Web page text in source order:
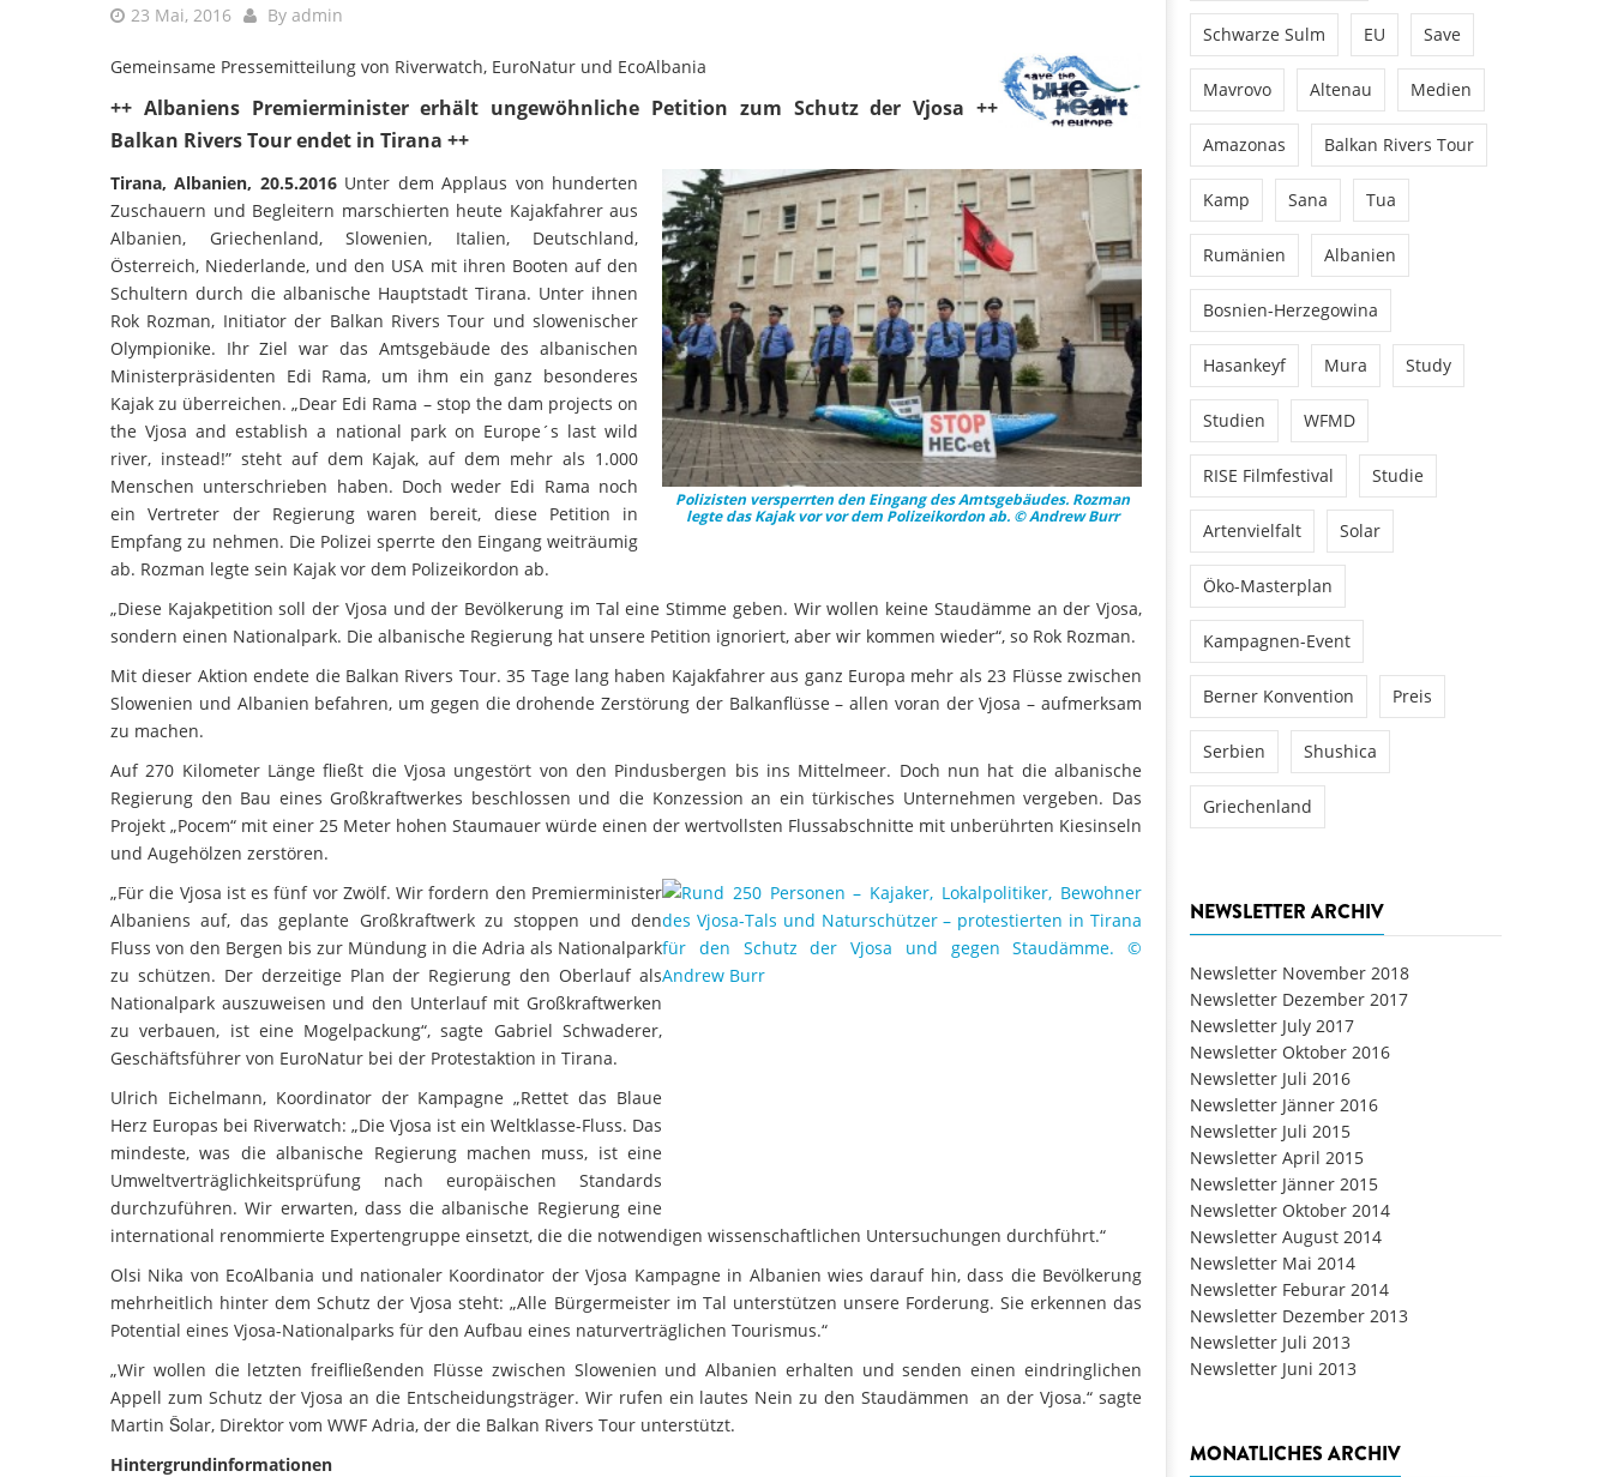
23 Mai, 2016 By admin
Gemeinsame Pressemitteilung von Riverwatch, EuroNatur und EcoAlbania
++ Albaniens Premierminister erhält ungewöhnliche Petition zum Schutz der Vjosa ++
Balkan Rivers Tour endet in Tirana ++
Polizisten versperrten den Eingang des Amtsgebäudes. Rozman
legte das Kajak vor vor dem Polizeikordon ab. © Andrew Burr
Tirana, Albanien, 20.5.2016Unter dem Applaus von hunderten
Zuschauern und Begleitern marschierten heute Kajakfahrer aus
Albanien, Griechenland, Slowenien, Italien, Deutschland,
Österreich, Niederlande, und den USA mit ihren Booten auf den
Schultern durch die albanische Hauptstadt Tirana. Unter ihnen
Rok Rozman, Initiator der Balkan Rivers Tour und slowenischer
Olympionike. Ihr Ziel war das Amtsgebäude des albanischen
Ministerpräsidenten Edi Rama, um ihm ein ganz besonderes
Kajak zu überreichen. „Dear Edi Rama – stop the dam projects on
the Vjosa and establish a national park on Europe´s last wild
river, instead!” steht auf dem Kajak, auf dem mehr als 1.000
Menschen unterschrieben haben. Doch weder Edi Rama noch
ein Vertreter der Regierung waren bereit, diese Petition in
Empfang zu nehmen. Die Polizei sperrte den Eingang weiträumig
ab. Rozman legte sein Kajak vor dem Polizeikordon ab.
„Diese Kajakpetition soll der Vjosa und der Bevölkerung im Tal eine Stimme geben. Wir wollen keine Staudämme an der Vjosa,
sondern einen Nationalpark. Die albanische Regierung hat unsere Petition ignoriert, aber wir kommen wieder“, so Rok Rozman.
Mit dieser Aktion endete die Balkan Rivers Tour. 35 Tage lang haben Kajakfahrer aus ganz Europa mehr als 23 Flüsse zwischen
Slowenien und Albanien befahren, um gegen die drohende Zerstörung der Balkanflüsse – allen voran der Vjosa – aufmerksam
zu machen.
Auf 270 Kilometer Länge fließt die Vjosa ungestört von den Pindusbergen bis ins Mittelmeer. Doch nun hat die albanische
Regierung den Bau eines Großkraftwerkes beschlossen und die Konzession an ein türkisches Unternehmen vergeben. Das
Projekt „Pocem“ mit einer 25 Meter hohen Staumauer würde einen der wertvollsten Flussabschnitte mit unberührten Kiesinseln
und Augehölzen zerstören.
„Für die Vjosa ist es fünf vor Zwölf. Wir fordern den Premierminister
Albaniens auf, das geplante Großkraftwerk zu stoppen und den
Fluss von den Bergen bis zur Mündung in die Adria als Nationalpark
zu schützen. Der derzeitige Plan der Regierung den Oberlauf als
Nationalpark auszuweisen und den Unterlauf mit Großkraftwerken
zu verbauen, ist eine Mogelpackung“, sagte Gabriel Schwaderer,
Geschäftsführer von EuroNatur bei der Protestaktion in Tirana.
Ulrich Eichelmann, Koordinator der Kampagne „Rettet das Blaue
Herz Europas bei Riverwatch: „Die Vjosa ist ein Weltklasse-Fluss. Das
mindeste, was die albanische Regierung machen muss, ist eine
Umweltverträglichkeitsprüfung nach europäischen Standards
durchzuführen. Wir erwarten, dass die albanische Regierung eine
international renommierte Expertengruppe einsetzt, die die notwendigen wissenschaftlichen Untersuchungen durchführt.“
Olsi Nika von EcoAlbania und nationaler Koordinator der Vjosa Kampagne in Albanien wies darauf hin, dass die Bevölkerung
mehrheitlich hinter dem Schutz der Vjosa steht: „Alle Bürgermeister im Tal unterstützen unsere Forderung. Sie erkennen das
Potential eines Vjosa-Nationalparks für den Aufbau eines naturverträglichen Tourismus.“
„Wir wollen die letzten freifließenden Flüsse zwischen Slowenien und Albanien erhalten und senden einen eindringlichen
Appell zum Schutz der Vjosa an die Entscheidungsträger. Wir rufen ein lautes Nein zu den Staudämmen an der Vjosa.“ sagte
Martin Šolar, Direktor vom WWF Adria, der die Balkan Rivers Tour unterstützt.
Hintergrundinformationen
Schwarze Sulm EU Save
Mavrovo Altenau Medien
Amazonas Balkan Rivers Tour
Kamp Sana Tua
Rumänien Albanien
Bosnien-Herzegowina
Hasankeyf Mura Study
Studien WFMD
RISE Filmfestival Studie
Artenvielfalt Solar
Öko-Masterplan
Kampagnen-Event
Berner Konvention Preis
Serbien Shushica
Griechenland
NEWSLETTER ARCHIV
Newsletter November 2018
Newsletter Dezember 2017
Newsletter July 2017
Newsletter Oktober 2016
Newsletter Juli 2016
Newsletter Jänner 2016
Newsletter Juli 2015
Newsletter April 2015
Newsletter Jänner 2015
Newsletter Oktober 2014
Newsletter August 2014
Newsletter Mai 2014
Newsletter Feburar 2014
Newsletter Dezember 2013
Newsletter Juli 2013
Newsletter Juni 2013
MONATLICHES ARCHIV